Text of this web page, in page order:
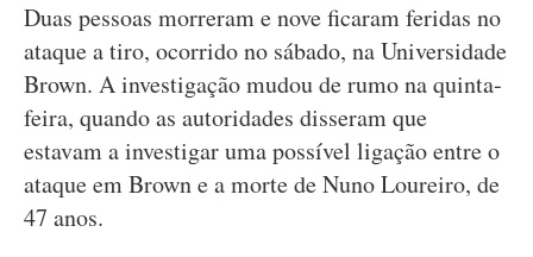
Duas pessoas morreram e nove ficaram feridas no
ataque a tiro, ocorrido no sábado, na Universidade
Brown. A investigação mudou de rumo na quinta-
feira, quando as autoridades disseram que
estavam a investigar uma possível ligação entre o
ataque em Brown e a morte de Nuno Loureiro, de
47 anos.